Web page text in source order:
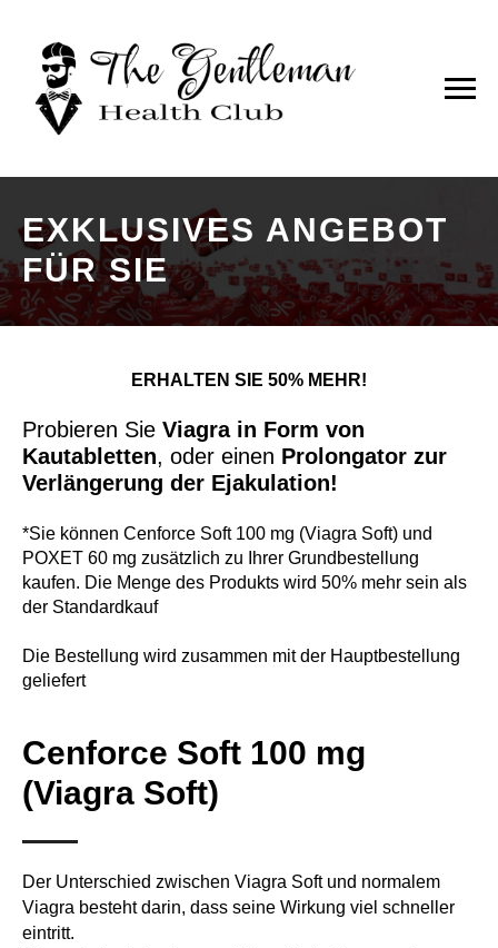
EXKLUSIVES ANGEBOT
FÜR SIE
ERHALTEN SIE 50% MEHR!
Probieren Sie Viagra in Form von
Kautabletten, oder einen Prolongator zur
Verlängerung der Ejakulation!
*Sie können Cenforce Soft 100 mg (Viagra Soft) und
POXET 60 mg zusätzlich zu Ihrer Grundbestellung
kaufen. Die Menge des Produkts wird 50% mehr sein als
der Standardkauf
Die Bestellung wird zusammen mit der Hauptbestellung
geliefert
Cenforce Soft 100 mg
(Viagra Soft)
Der Unterschied zwischen Viagra Soft und normalem
Viagra besteht darin, dass seine Wirkung viel schneller
eintritt.